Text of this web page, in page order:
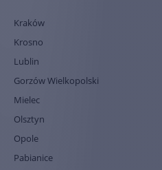
Kraków
Krosno
Lublin
Gorzów Wielkopolski
Mielec
Olsztyn
Opole
Pabianice